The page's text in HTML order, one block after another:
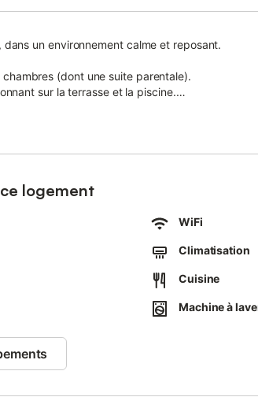
dans un environnement calme et reposant.
(dont une suite parentale).
sur la terrasse et la piscine.
avec piscine .
mn des premières plages (cala rossa et st
nous serons ravis de vous renseigner et de
sont proches l'une de l'autre, a elles deux
1,2 puis semaine 3,4)
logement
WiFi
Climatisation
Cuisine
Machine à